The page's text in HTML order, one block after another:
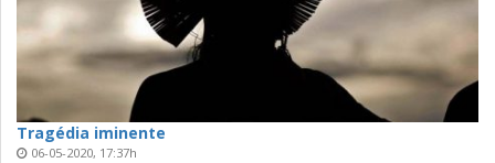
Tragédia iminente
06-05-2020, 17:37h